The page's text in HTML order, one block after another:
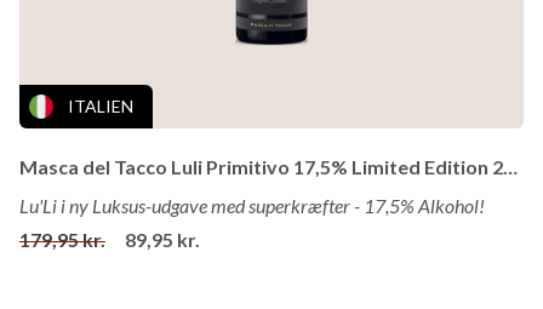
Smagen er saftig og kraftig med masser af mørke, modne
frugter. Helt utrolig drikkevenlig og let sødlig - lige som
danskerne elsker det. Lang, læskende afslutning med fed
frugt.
har prøvet. Den kan bruges til grill, tungere mad, gode oste
eller bare et hyggeglas i utide.
ITALIEN
Lu'Li i ny Luksus-udgave med superkræfter - 17,5% Alkohol!
179,95 kr.
89,95 kr.